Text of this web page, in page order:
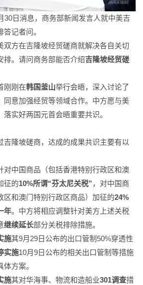
日消息，商务部新闻发言人就中美吉
记者问。
方在吉隆坡经贸磋商就解决各自关切
排。请问商务部能否介绍吉隆坡经贸磋
刚在韩国釜山举行会晤，深入讨论了
同意加强经贸等领域合作。中方愿与美
实好两国元首会晤重要共识。
隆坡磋商，达成的成果共识主要有以
中国商品（包括香港特别行政区和澳
征的10%所谓“芬太尼关税”，对中国商
区和澳门特别行政区商品）加征的24%
年。中方将相应调整针对美方上述关税
继续延长部分关税排除措施。
施其9月29日公布的出口管制50%穿透性
实施10月9日公布的相关出口管制等措施
方案。
施其对华海事、物流和造船业301调查措